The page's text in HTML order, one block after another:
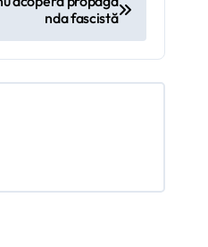
nda fascistă